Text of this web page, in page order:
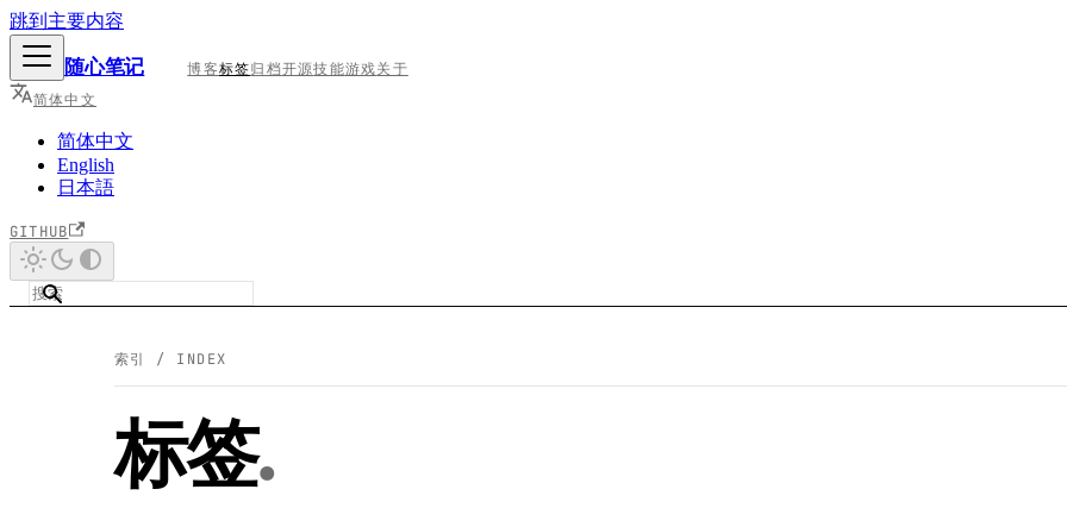
跳到主要内容
随心笔记 博客标签归档开源技能游戏关于
简体中文
简体中文
English
日本語
GITHUB
索引 / INDEX
标签.